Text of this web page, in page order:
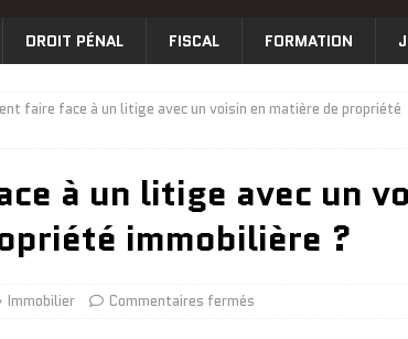
DROIT PÉNAL FISCAL FORMATION
faire face à un litige avec un voisin en matière de propriété
à un litige avec un
immobilière ?
Immobilier Commentaires fermés